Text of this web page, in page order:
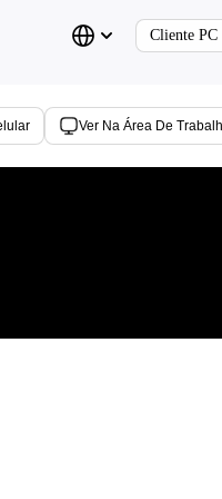
Cliente PC
Ver Na Área De